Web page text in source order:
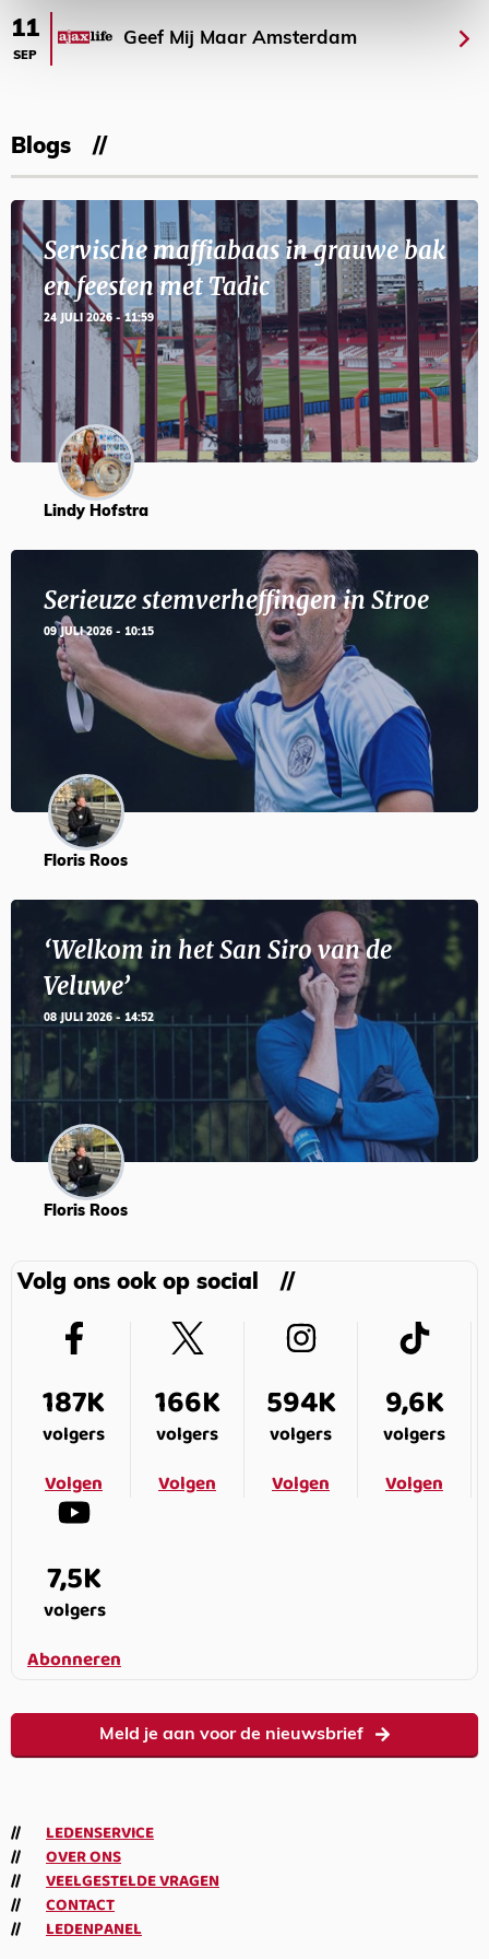
11
SEP
Geef Mij Maar Amsterdam
Blogs
Servische maffiabaas in grauwe bak
en feesten met Tadic
24 JULI 2026 - 11:59
Lindy Hofstra
Serieuze stemverheffingen in Stroe
09 JULI 2026 - 10:15
Floris Roos
‘Welkom in het San Siro van de
Veluwe’
08 JULI 2026 - 14:52
Floris Roos
Volg ons ook op social
187K
volgers
Volgen
166K
volgers
Volgen
594K
volgers
Volgen
9,6K
volgers
Volgen
7,5K
volgers
Abonneren
Meld je aan voor de nieuwsbrief
LEDENSERVICE
OVER ONS
VEELGESTELDE VRAGEN
CONTACT
LEDENPANEL